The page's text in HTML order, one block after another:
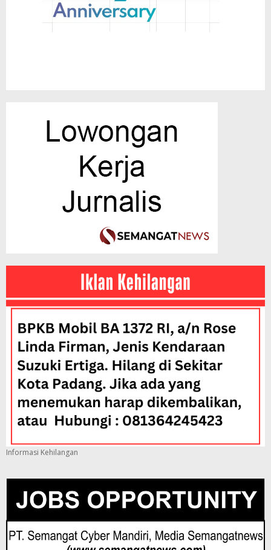
Informasi Kehilangan